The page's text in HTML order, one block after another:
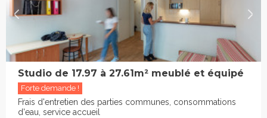
Studio de 17.97 à 27.61m² meublé et équipé
Forte demande !
Frais d'entretien des parties communes, consommations
d'eau, service accueil